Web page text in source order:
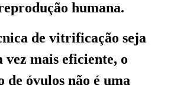
humana.
de vitrificação seja
vez mais eficiente, o
de óvulos não é uma